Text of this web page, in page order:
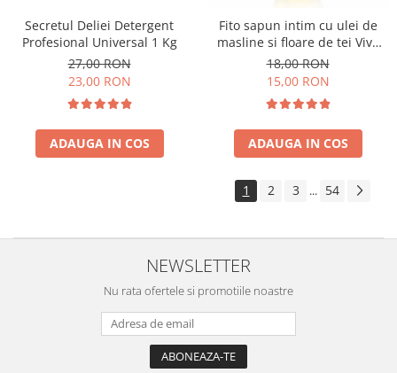
Secretul Deliei Detergent
Profesional Universal 1 Kg
27,00 RON
23,00 RON
ADAUGA IN COS
Fito sapun intim cu ulei de
masline si floare de tei Viva
Oliva 400 ml
18,00 RON
15,00 RON
ADAUGA IN COS
1 2 3 ... 54
NEWSLETTER
Nu rata ofertele si promotiile noastre